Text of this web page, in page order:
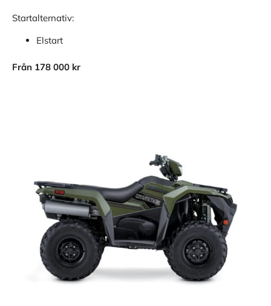
Startalternativ:
Elstart
Från 178 000 kr